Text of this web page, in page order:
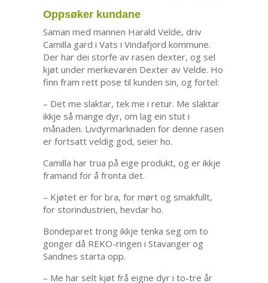
Oppsøker kundane
Saman med mannen Harald Velde, driv
Camilla gard i Vats i Vindafjord kommune.
Der har dei storfe av rasen dexter, og sel
kjøt under merkevaren Dexter av Velde. Ho
finn fram rett pose til kunden sin, og fortel:
– Det me slaktar, tek me i retur. Me slaktar
ikkje så mange dyr, om lag ein stut i
månaden. Livdyrmarknaden for denne rasen
er fortsatt veldig god, seier ho.
Camilla har trua på eige produkt, og er ikkje
framand for å fronta det.
– Kjøtet er for bra, for mørt og smakfullt,
for storindustrien, hevdar ho.
Bondeparet trong ikkje tenka seg om to
gonger då REKO-ringen i Stavanger og
Sandnes starta opp.
– Me har selt kjøt frå eigne dyr i to-tre år